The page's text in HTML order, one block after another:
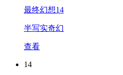
最终幻想14
半写实奇幻
查看
14